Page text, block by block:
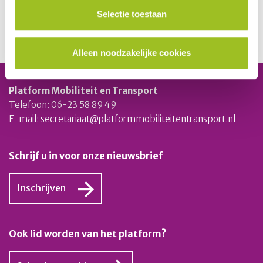
Selectie toestaan
Alleen noodzakelijke cookies
bijscholingsprogramma ‘Bijscholing vmbo’. Voor M&T
is er een mooi aanbod.
Bekijk het aanbod M&T
Platform Mobiliteit en Transport
Telefoon: 06-23 58 89 49
E-mail: secretariaat@platformmobiliteitentransport.nl
Schrijf u in voor onze nieuwsbrief
Inschrijven
Ook lid worden van het platform?